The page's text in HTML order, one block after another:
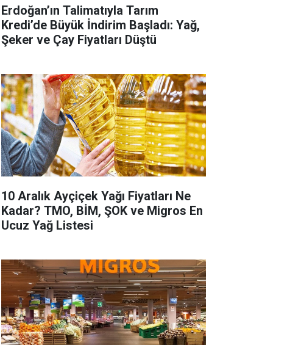
Erdoğan’ın Talimatıyla Tarım
Kredi’de Büyük İndirim Başladı: Yağ,
Şeker ve Çay Fiyatları Düştü
10 Aralık Ayçiçek Yağı Fiyatları Ne
Kadar? TMO, BİM, ŞOK ve Migros En
Ucuz Yağ Listesi